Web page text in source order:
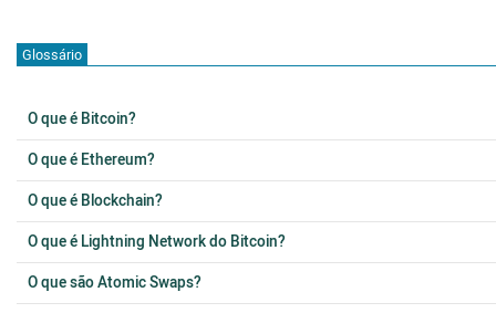
Glossário
O que é Bitcoin?
O que é Ethereum?
O que é Blockchain?
O que é Lightning Network do Bitcoin?
O que são Atomic Swaps?